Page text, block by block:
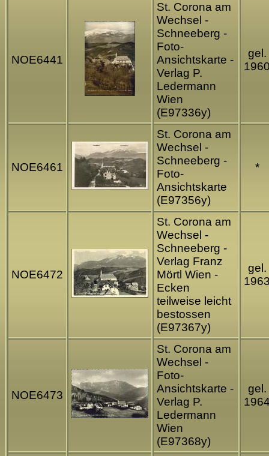
NOE6441
St. Corona am
Wechsel -
Schneeberg -
Foto-
Ansichtskarte -
Verlag P.
Ledermann
Wien
(E97336y)
gel.
NOE6461
St. Corona am
Wechsel -
Schneeberg -
Foto-
Ansichtskarte
(E97356y)
*
NOE6472
St. Corona am
Wechsel -
Schneeberg -
Verlag Franz
Mörtl Wien -
Ecken
teilweise leicht
bestossen
(E97367y)
gel.
NOE6473
St. Corona am
Wechsel -
Foto-
Ansichtskarte -
Verlag P.
Ledermann
Wien
(E97368y)
gel.